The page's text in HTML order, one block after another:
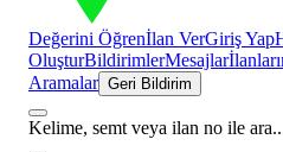
Değerini Öğrenİlan VerGiriş Yap
OluşturBildirimlerMesajlar
Aramalar Geri Bildirim
Kelime, semt veya ilan no ile